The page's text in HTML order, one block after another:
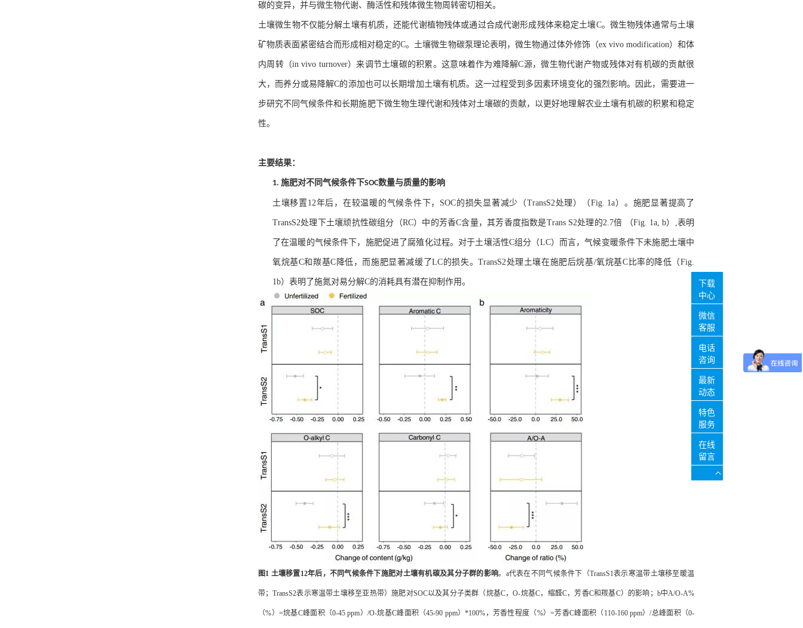
碳的变异，并与微生物代谢、酶活性和残体微生物周转密切相关。
土壤微生物不仅能分解土壤有机质，还能代谢植物残体或通过合成代谢形成残体来稳定土壤C。微生物残体通常与土壤
矿物质表面紧密结合而形成相对稳定的C。土壤微生物碳泵理论表明，微生物通过体外修饰（ex vivomodification）和体
内周转（in vivo turnover）来调节土壤碳的积累。这意味着作为难降解C源 ，微生物代谢产物或残体对有机碳的贡献很
大，而养分或易降解C的添加也可以长期增加土壤有机质。这一过程受到多因素环境变化的强烈影响。因此，需要进一
步研究不同气候条件和长期施肥下微生物生理代谢和残体对土壤碳的贡献，以 更好地理解农业土壤有机碳的积累和稳定
性。
主要结果：
1. 施肥对不同气候条件下SOC数量与质量的影响
土壤移置 12年后，在较温暖的气候条件下， SOC的损失显著减少（TransS2处理 ）（Fig. 1a）。施肥显著提高了
TransS2处理 下土壤顽抗性碳组分（RC）中的芳香C含量，其芳香度指数是Trans S2处理的2.7倍 （Fig. 1a, b） ,表明
了在温暖的气候条件下，施肥促进了腐殖化过程。对于土壤活性C组分（LC）而言，气候变暖条件下未施肥土壤中
氧烷基C和羰基C 降低，而施肥显著减缓了LC的损失。TransS2处理土壤在施肥后烷基/氧烷基C比率的降低（Fig.
1b）表明了施氮对易分解C的消耗具有潜在抑制作用。
图 1 土壤移置12年后，不同气候条件下施肥对土壤有机碳及其分子群的影响。 a代表在不同气候条件下 （TransS1表示寒温带土壤移至暖温
带；TransS2表示寒温带土壤移至亚热带）施肥对SOC以及其分子类群（烷基C，O-烷基C，缩醛C，芳香C和羰基C）的影响； b中A/O-A%
（%） =烷基C峰面积（0-45 ppm）/O-烷基C峰面积（45-90 ppm）*100% ，芳香性程度（%）=芳香C峰面积（110-160 ppm）/总峰面积（0-
下载
中心
微信
客服
电话
咨询
最新
动态
特色
服务
在线
留言